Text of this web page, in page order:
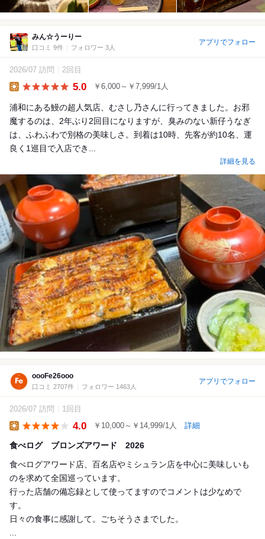
みん☆うーりー
口コミ 9件 フォロワー 3人
アプリでフォロー
2026/07 訪問 2回目
5.0 ￥6,000～￥7,999/1人
浦和にある鰻の超人気店、むさし乃さんに行ってきました。お邪
魔するのは、2年ぶり2回目になりますが、臭みのない新仔うなぎ
は、ふわふわで別格の美味しさ。到着は10時、先客が約10名、運
良く1巡目で入店でき...
詳細を見る
oooFe26ooo
口コミ 2707件 フォロワー 1463人
アプリでフォロー
2026/07 訪問 1回目
4.0 ￥10,000～￥14,999/1人 詳細
食べログ ブロンズアワード 2026
食べログアワード店、百名店やミシュラン店を中心に美味しいも
のを求めて全国巡っています。
行った店舗の備忘録として使ってますのでコメントは少なめで
す。
日々の食事に感謝して。ごちそうさまでした。